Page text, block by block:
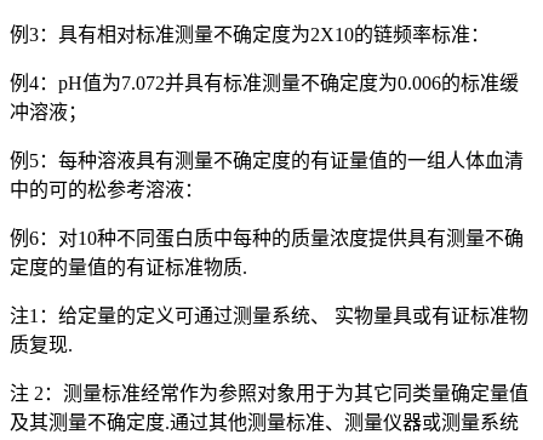
例3：具有相对标准测量不确定度为2X10的链频率标准：
例4：pH值为7.072并具有标准测量不确定度为0.006的标准缓
冲溶液；
例5：每种溶液具有测量不确定度的有证量值的一组人体血清
中的可的松参考溶液：
例6：对10种不同蛋白质中每种的质量浓度提供具有测量不确
定度的量值的有证标准物质.
注1：给定量的定义可通过测量系统、 实物量具或有证标准物
质复现.
注 2：测量标准经常作为参照对象用于为其它同类量确定量值
及其测量不确定度.通过其他测量标准、测量仪器或测量系统